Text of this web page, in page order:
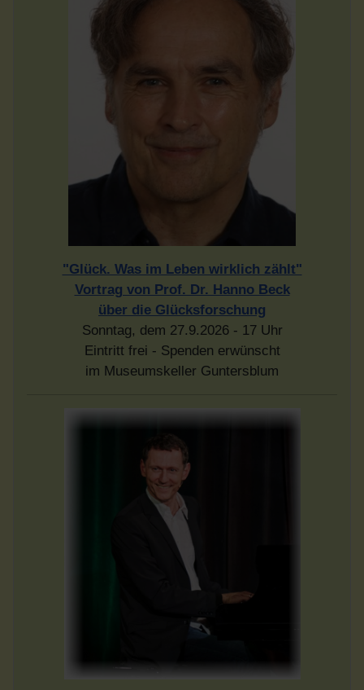
"Glück. Was im Leben wirklich zählt"
Vortrag von Prof. Dr. Hanno Beck
über die Glücksforschung
Sonntag, dem 27.9.2026 - 17 Uhr
Eintritt frei - Spenden erwünscht
im Museumskeller Guntersblum